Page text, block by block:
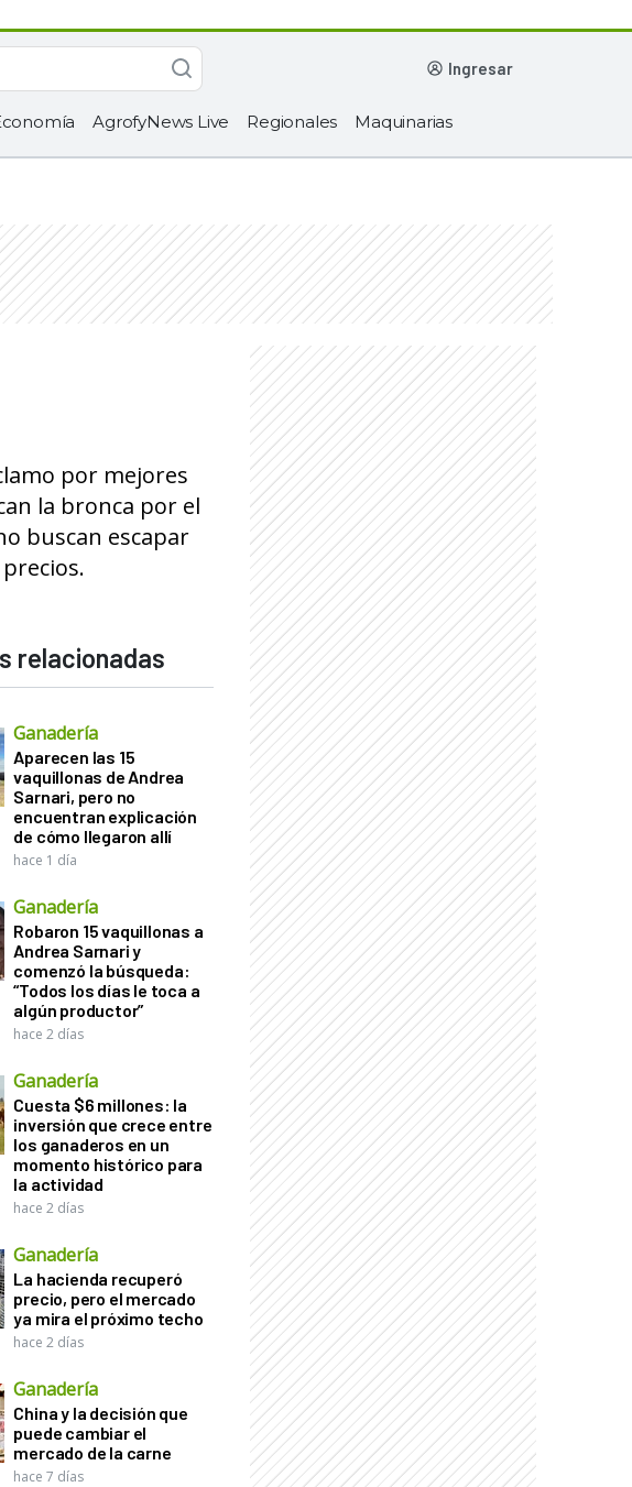
ingresar
AgrofyNews Live Regionales Maquinarias
por mejores
la bronca por el
buscan escapar
relacionadas
Ganadería
Aparecen las 15
vaquillonas de Andrea
Sarnari, pero no
encuentran explicación
de cómo llegaron allí
hace 1 día
Ganadería
Robaron 15 vaquillonas a
Andrea Sarnari y
comenzó la búsqueda:
“Todos los días le toca a
algún productor”
hace 2 días
Ganadería
Cuesta $6 millones: la
inversión que crece entre
los ganaderos en un
momento histórico para
la actividad
hace 2 días
Ganadería
La hacienda recuperó
precio, pero el mercado
ya mira el próximo techo
hace 2 días
Ganadería
China y la decisión que
puede cambiar el
mercado de la carne
hace 7 días